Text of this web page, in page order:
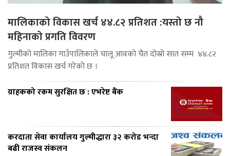
मालिकाको विकास खर्च ४४.८२ प्रतिशत :यस्तो छ नौ
महिनाको प्रगति विवरण
गुल्मीको मालिका गाउँपालिकाले चालू आवको चैत दोस्रो सात सम्म ४४.८२
प्रतिशत विकास खर्च गरेको छ ।
ग्राहकको रकम सुरक्षित छ : एभरेष्ट बैंक
करदाता सेवा कार्यालय गुल्मीद्धारा ३२ करोड भन्दा
बढी राजस्व संकलन